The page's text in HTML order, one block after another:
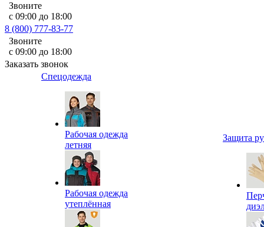
Звоните
с 09:00 до 18:00
8 (800) 777-83-77
Звоните
с 09:00 до 18:00
Заказать звонок
Спецодежда
Рабочая одежда
летняя
Рабочая одежда
утеплённая
Защита